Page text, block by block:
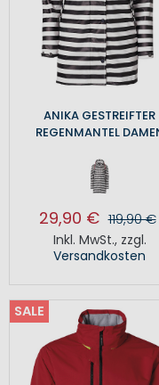
ANIKA GESTREIFTER
REGENMANTEL
29,90 € 119,90 €
Inkl. MwSt., zzgl.
Versandkosten
SALE